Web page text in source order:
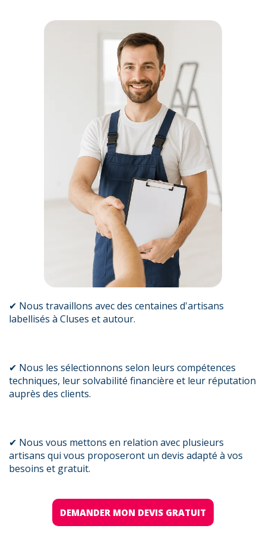
✔ Nous travaillons avec des centaines d'artisans
labellisés à Cluses et autour.
✔ Nous les sélectionnons selon leurs compétences
techniques, leur solvabilité financière et leur réputation
auprès des clients.
✔ Nous vous mettons en relation avec plusieurs
artisans qui vous proposeront un devis adapté à vos
besoins et gratuit.
DEMANDER MON DEVIS GRATUIT